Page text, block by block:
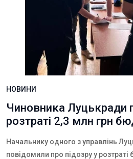
НОВИНИ
Чиновника Луцькради
розтраті 2,3 млн грн
Начальнику одного з управлінь
повідомили про підозру у